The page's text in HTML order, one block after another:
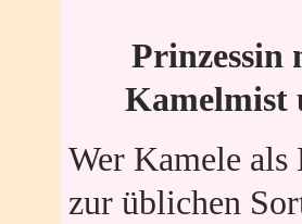
Kamelmist
Wer Kamele als
zur üblichen